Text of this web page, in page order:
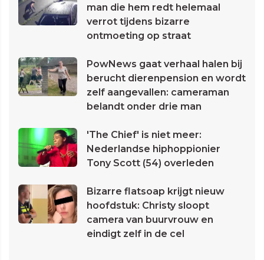
man die hem redt helemaal
verrot tijdens bizarre
ontmoeting op straat
PowNews gaat verhaal halen bij
berucht dierenpension en wordt
zelf aangevallen: cameraman
belandt onder drie man
'The Chief' is niet meer:
Nederlandse hiphoppionier
Tony Scott (54) overleden
Bizarre flatsoap krijgt nieuw
hoofdstuk: Christy sloopt
camera van buurvrouw en
eindigt zelf in de cel